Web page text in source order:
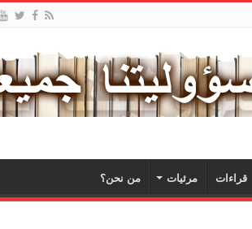
قراءات مرئيات من نحن؟